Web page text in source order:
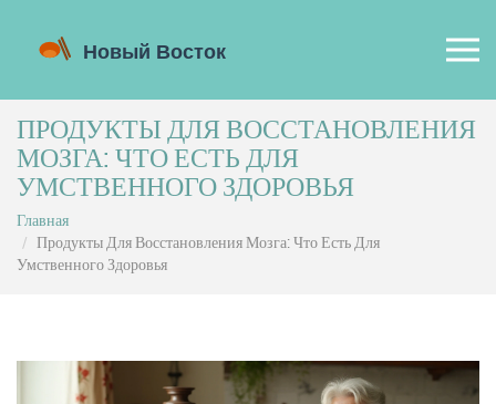
ПРОДУКТЫ ДЛЯ ВОССТАНОВЛЕНИЯ
МОЗГА: ЧТО ЕСТЬ ДЛЯ
УМСТВЕННОГО ЗДОРОВЬЯ
Главная
Продукты Для Восстановления Мозга: Что Есть Для
Умственного Здоровья